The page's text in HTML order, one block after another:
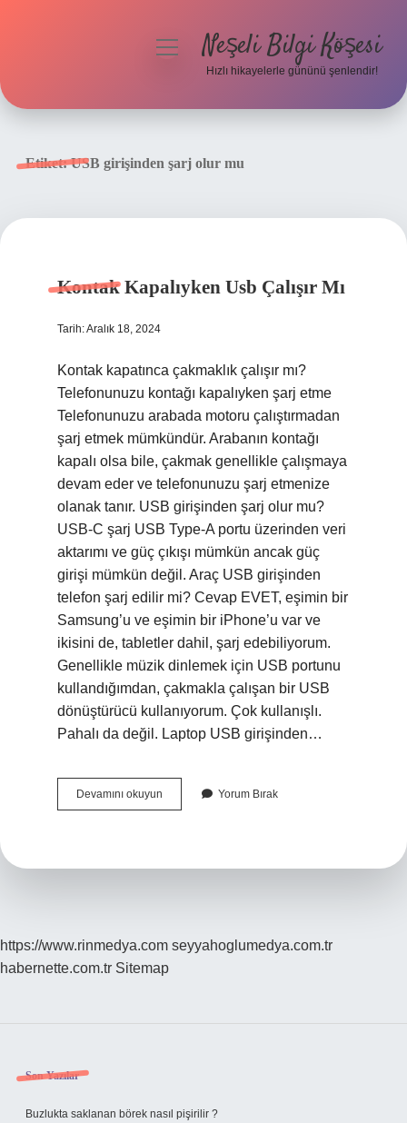
menüyüNeşeli Bilgi Köşesi
Hızlı hikayelerle gününü şenlendir!
Etiket:USB girişinden şarj olur mu
Kontak Kapalıyken Usb Çalışır Mı
Tarih: Aralık 18, 2024
Kontak kapatınca çakmaklık çalışır mı?
Telefonunuzu kontağı kapalıyken şarj etme
Telefonunuzu arabada motoru çalıştırmadan
şarj etmek mümkündür. Arabanın kontağı
kapalı olsa bile, çakmak genellikle çalışmaya
devam eder ve telefonunuzu şarj etmenize
olanak tanır. USB girişinden şarj olur mu?
USB-C şarj USB Type-A portu üzerinden veri
aktarımı ve güç çıkışı mümkün ancak güç
girişi mümkün değil. Araç USB girişinden
telefon şarj edilir mi? Cevap EVET, eşimin bir
Samsung’u ve eşimin bir iPhone’u var ve
ikisini de, tabletler dahil, şarj edebiliyorum.
Genellikle müzik dinlemek için USB portunu
kullandığımdan, çakmakla çalışan bir USB
dönüştürücü kullanıyorum. Çok kullanışlı.
Pahalı da değil. Laptop USB girişinden…
Devamını okuyun
Kapalıyken
Yorum Bırak
https://www.rinmedya.com seyyahoglumedya.com.tr
habernette.com.tr Sitemap
Sidebar
Son Yazılar
Buzlukta saklanan börek nasıl pişirilir ?